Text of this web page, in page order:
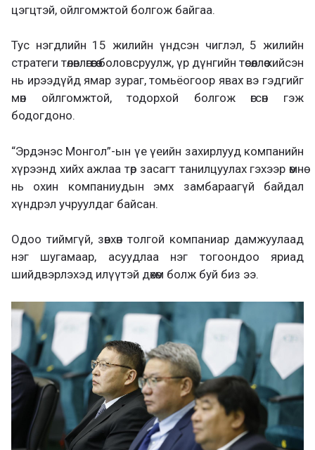
цэгцтэй, ойлгомжтой болгож байгаа.
Тус нэгдлийн 15 жилийн үндсэн чиглэл, 5 жилийн
стратеги төлөвлөгөөгөө боловсруулж, үр дүнгийн төсөөллөө хийсэн
нь ирээдүйд ямар зураг, томьёогоор явах вэ гэдгийг
мөн ойлгомжтой, тодорхой болгож өгсөн гэж
бодогдоно.
“Эрдэнэс Монгол”-ын үе үеийн захирлууд компанийн
хүрээнд хийх ажлаа төр засагт танилцуулах гэхээр өмнө
нь охин компаниудын эмх замбараагүй байдал
хүндрэл учруулдаг байсан.
Одоо тиймгүй, зөвхөн толгой компаниар дамжуулаад
нэг шугамаар, асуудлаа нэг тогоондоо яриад
шийдвэрлэхэд илүүтэй дөхөм болж буй биз ээ.